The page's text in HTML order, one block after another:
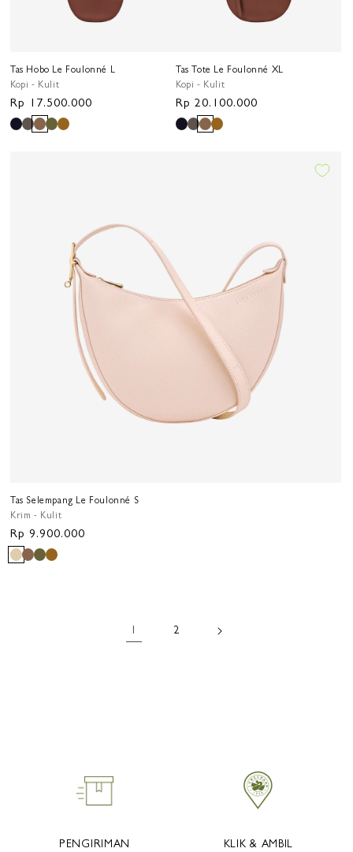
Tas Hobo Le Foulonné L
Kopi - Kulit
Harga
reguler
Rp 17.500.000
Tas Tote Le Foulonné XL
Kopi - Kulit
Harga
reguler
Rp 20.100.000
Tas Selempang Le Foulonné S
Krim - Kulit
Harga
reguler
Rp 9.900.000
1 2
PENGIRIMAN KLIK & AMBIL